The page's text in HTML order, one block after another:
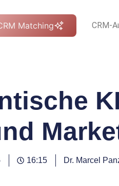
Matching CRM-
16:15 Dr. Marcel